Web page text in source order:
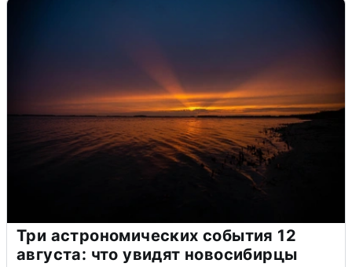
Три астрономических события 12
августа: что увидят новосибирцы